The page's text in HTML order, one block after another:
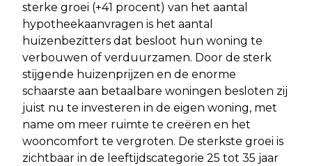
sterke groei (+41 procent) van het aantal
hypotheekaanvragen is het aantal
huizenbezitters dat besloot hun woning te
verbouwen of verduurzamen. Door de sterk
stijgende huizenprijzen en de enorme
schaarste aan betaalbare woningen besloten zij
juist nu te investeren in de eigen woning, met
name om meer ruimte te creëren en het
wooncomfort te vergroten. De sterkste groei is
zichtbaar in de leeftijdscategorie 25 tot 35 jaar